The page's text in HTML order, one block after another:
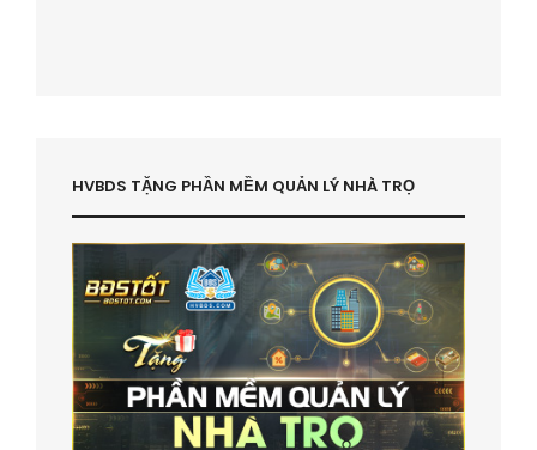
HVBDS TẶNG PHẦN MỀM QUẢN LÝ NHÀ TRỌ